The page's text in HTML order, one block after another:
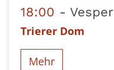
18:00 Vesper
Trierer Dom
Mehr